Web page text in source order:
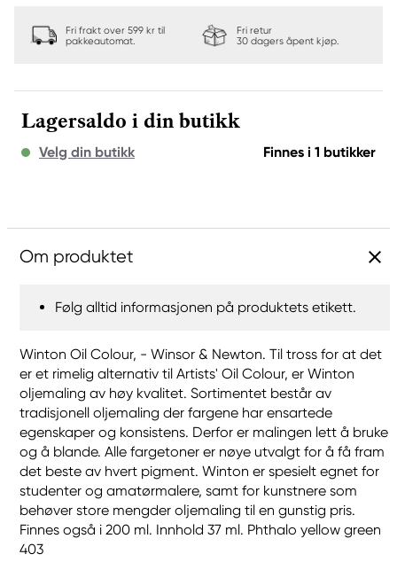
Fri frakt over 599 kr til
pakkeautomat.
Fri retur
30 dagers åpent kjøp.
Lagersaldo i din butikk
Velg din butikk Finnes i 1 butikker
Om produktet
Følg alltid informasjonen på produktets etikett.
Winton Oil Colour, - Winsor & Newton. Til tross for at det
er et rimelig alternativ til Artists' Oil Colour, er Winton
oljemaling av høy kvalitet. Sortimentet består av
tradisjonell oljemaling der fargene har ensartede
egenskaper og konsistens. Derfor er malingen lett å bruke
og å blande. Alle fargetoner er nøye utvalgt for å få fram
det beste av hvert pigment. Winton er spesielt egnet for
studenter og amatørmalere, samt for kunstnere som
behøver store mengder oljemaling til en gunstig pris.
Finnes også i 200 ml. Innhold 37 ml. Phthalo yellow green
403